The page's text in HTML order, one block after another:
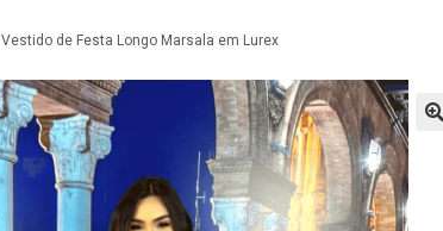
Vestido de Festa Longo Marsala em Lurex